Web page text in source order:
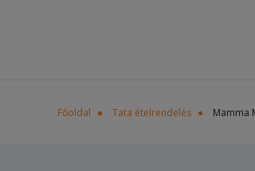
Főoldal Tata ételrendelés Mamma